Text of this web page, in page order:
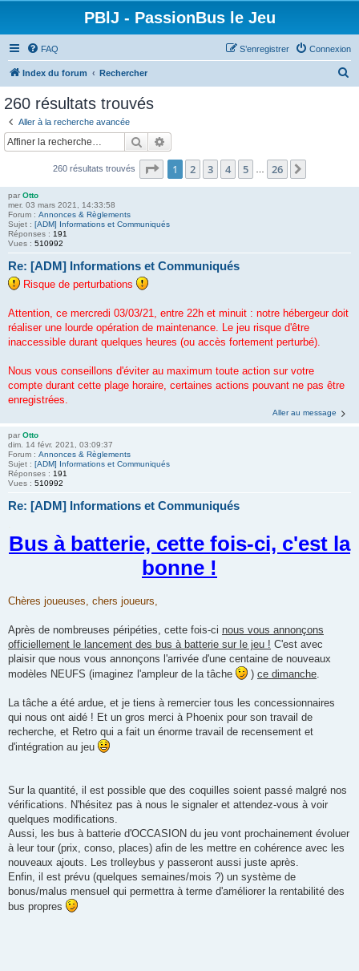
PBlJ - PassionBus le Jeu
FAQ Connexion
S’enregistrer
Index du forum Rechercher
c
260 résultats trouvés
Aller à la recherche avancée
Rechercher
260 résultats trouvés Page 1sur26
1 2 3 4 5 26
par Otto
mer. 03 mars 2021, 14:33:58
Forum : Annonces & Règlements
Sujet : [ADM] Informations et Communiqués
Réponses : 191
Vues : 510992
Re: [ADM] Informations et Communiqués
Risque de perturbations
Attention, ce mercredi 03/03/21, entre 22h et minuit : notre hébergeur doit
réaliser une lourde opération de maintenance. Le jeu risque d'être
inaccessible durant quelques heures (ou accès fortement perturbé).
Nous vous conseillons d'éviter au maximum toute action sur votre
compte durant cette plage horaire, certaines actions pouvant ne pas être
enregistrées.
Aller au message
par Otto
dim. 14 févr. 2021, 03:09:37
Forum : Annonces & Règlements
Sujet : [ADM] Informations et Communiqués
Réponses : 191
Vues : 510992
Re: [ADM] Informations et Communiqués
Bus à batterie, cette fois-ci, c'est la
bonne !
Chères joueuses, chers joueurs,
Après de nombreuses péripéties, cette fois-ci nous vous annonçons
officiellement le lancement des bus à batterie sur le jeu ! C'est avec
plaisir que nous vous annonçons l'arrivée d'une centaine de nouveaux
modèles NEUFS (imaginez l'ampleur de la tâche
) ce dimanche
La tâche a été ardue, et je tiens à remercier tous les concessionnaires
qui nous ont aidé ! Et un gros merci à Phoenix pour son travail de
recherche, et Retro qui a fait un énorme travail de recensement et
d'intégration au jeu
Sur la quantité, il est possible que des coquilles soient passé malgré nos
vérifications. N'hésitez pas à nous le signaler et attendez-vous à voir
quelques modifications.
Aussi, les bus à batterie d'OCCASION du jeu vont prochainement évoluer
à leur tour (prix, conso, places) afin de les mettre en cohérence avec les
nouveaux ajouts. Les trolleybus y passeront aussi juste après.
Enfin, il est prévu (quelques semaines/mois ?) un système de
bonus/malus mensuel qui permettra à terme d'améliorer la rentabilité des
bus propres